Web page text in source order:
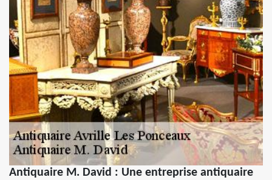
Antiquaire M. David : Une entreprise antiquaire